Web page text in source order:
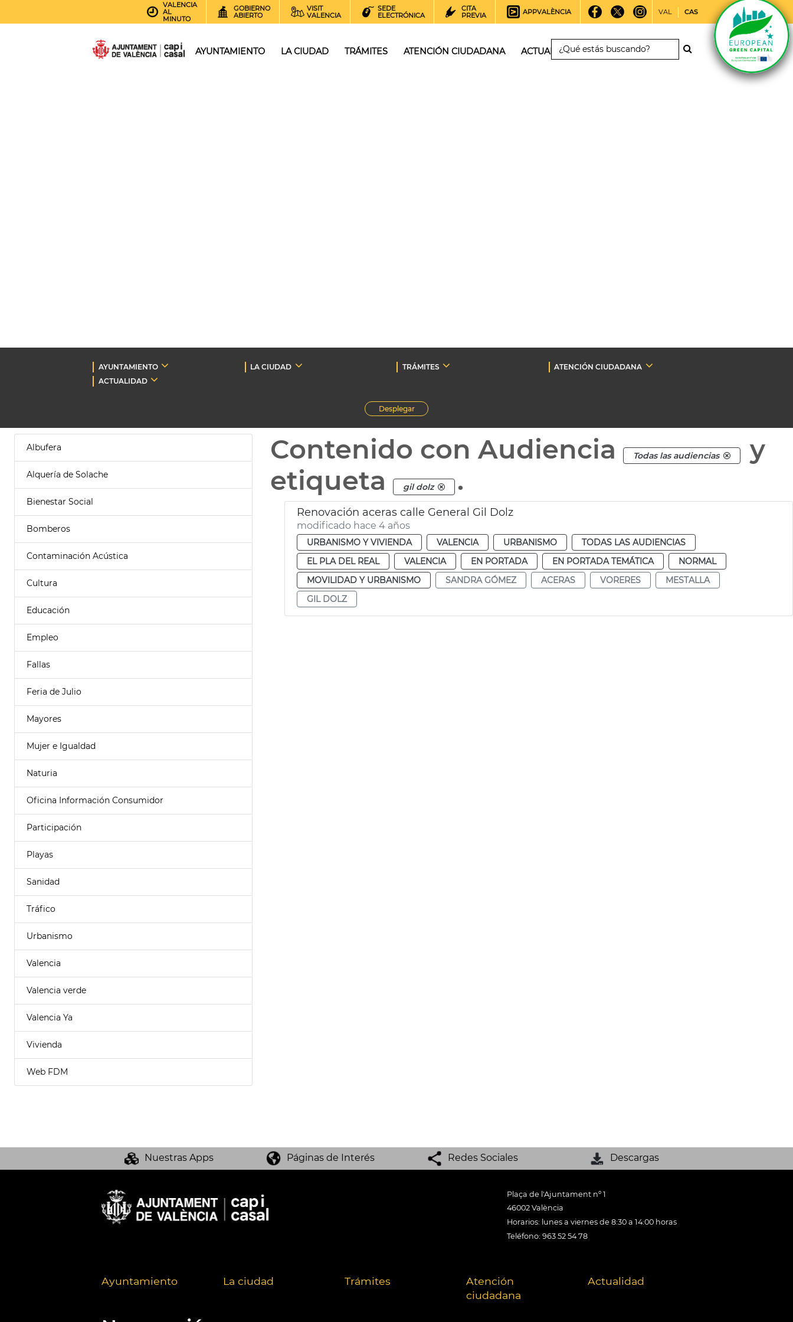
VALENCIA
AL
MINUTO
GOBIERNO
ABIERTO
VISIT
VALENCIA
SEDE
ELECTRÓNICA
CITA
PREVIA
APPVALÈNCIA VAL CAS
AYUNTAMIENTO LA CIUDAD TRÁMITES ATENCIÓN CIUDADANA ACTUALIDAD
AYUNTAMIENTO LA CIUDAD TRÁMITES
ATENCIÓN CIUDADANA
ACTUALIDAD
Desplegar
Albufera
Alquería de Solache
Bienestar Social
Bomberos
Contaminación Acústica
Cultura
Educación
Empleo
Fallas
Feria de Julio
Mayores
Mujer e Igualdad
Naturia
Oficina Información Consumidor
Participación
Playas
Sanidad
Tráfico
Urbanismo
Valencia
Valencia verde
Valencia Ya
Vivienda
Web FDM
Contenido con Audiencia Todas las audiencias
y
etiqueta
gil dolz .
Renovación aceras calle General Gil Dolz
modificado hace 4 años
URBANISMO Y VIVIENDA VALENCIA URBANISMO
TODAS LAS AUDIENCIAS
EL PLA DEL REAL
VALENCIA EN PORTADA EN PORTADA TEMÁTICA
NORMAL
MOVILIDAD Y URBANISMO
SANDRA GÓMEZ ACERAS VORERES
MESTALLA
GIL DOLZ
Nuestras Apps Páginas de Interés Redes Sociales Descargas
Plaça de l'Ajuntament nº 1
46002 València
Horarios: lunes a viernes de 8:30 a 14:00 horas
Teléfono: 963 52 54 78
Ayuntamiento La ciudad Trámites
Atención
ciudadana
Actualidad